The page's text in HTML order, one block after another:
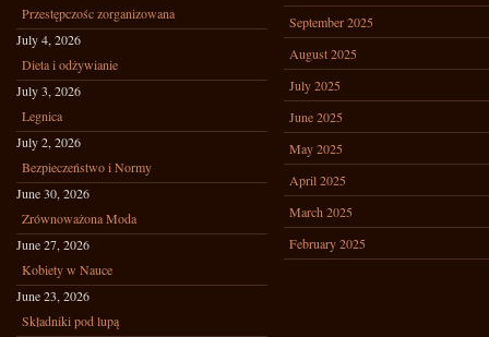
Przestępczośc zorganizowana
July 4, 2026
Dieta i odżywianie
July 3, 2026
Legnica
July 2, 2026
Bezpieczeństwo i Normy
June 30, 2026
Zrównoważona Moda
June 27, 2026
Kobiety w Nauce
June 23, 2026
Składniki pod lupą
September 2025
August 2025
July 2025
June 2025
May 2025
April 2025
March 2025
February 2025